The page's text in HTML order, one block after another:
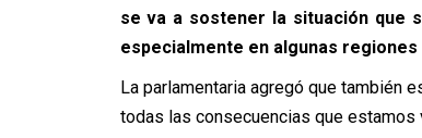
se va a sostener la situación que
especialmente en algunas
La parlamentaria agregó que también
todas las consecuencias que